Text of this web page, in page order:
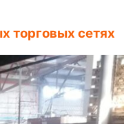
торговых сетях